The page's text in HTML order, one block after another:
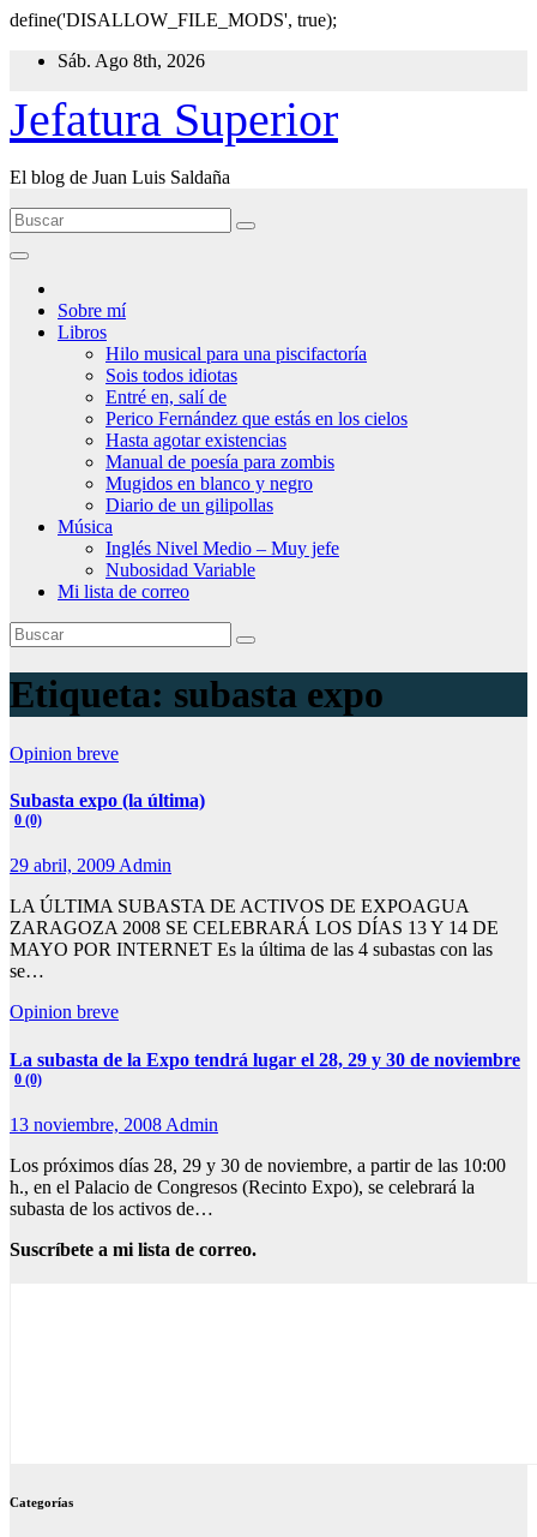
define('DISALLOW_FILE_MODS', true);
contenido
Sáb. Ago 8th, 2026
Jefatura Superior
El blog de Juan Luis Saldaña
Sobre mí
Libros
Hilo musical para una piscifactoría
Sois todos idiotas
Entré en, salí de
Perico Fernández que estás en los cielos
Hasta agotar existencias
Manual de poesía para zombis
Mugidos en blanco y negro
Diario de un gilipollas
Música
Inglés Nivel Medio – Muy jefe
Nubosidad Variable
Mi lista de correo
Etiqueta: subasta expo
Opinion breve
Subasta expo (la última)
0 (0)
29 abril, 2009Admin
LA ÚLTIMA SUBASTA DE ACTIVOS DE EXPOAGUA
ZARAGOZA 2008 SE CELEBRARÁ LOS DÍAS 13 Y 14 DE
MAYO POR INTERNET Es la última de las 4 subastas con las
se…
Opinion breve
La subasta de la Expo tendrá lugar el 28, 29 y 30 de noviembre
0 (0)
13 noviembre, 2008 Admin
Los próximos días 28, 29 y 30 de noviembre, a partir de las 10:00
h., en el Palacio de Congresos (Recinto Expo), se celebrará la
subasta de los activos de…
Suscríbete a mi lista de correo.
Categorías